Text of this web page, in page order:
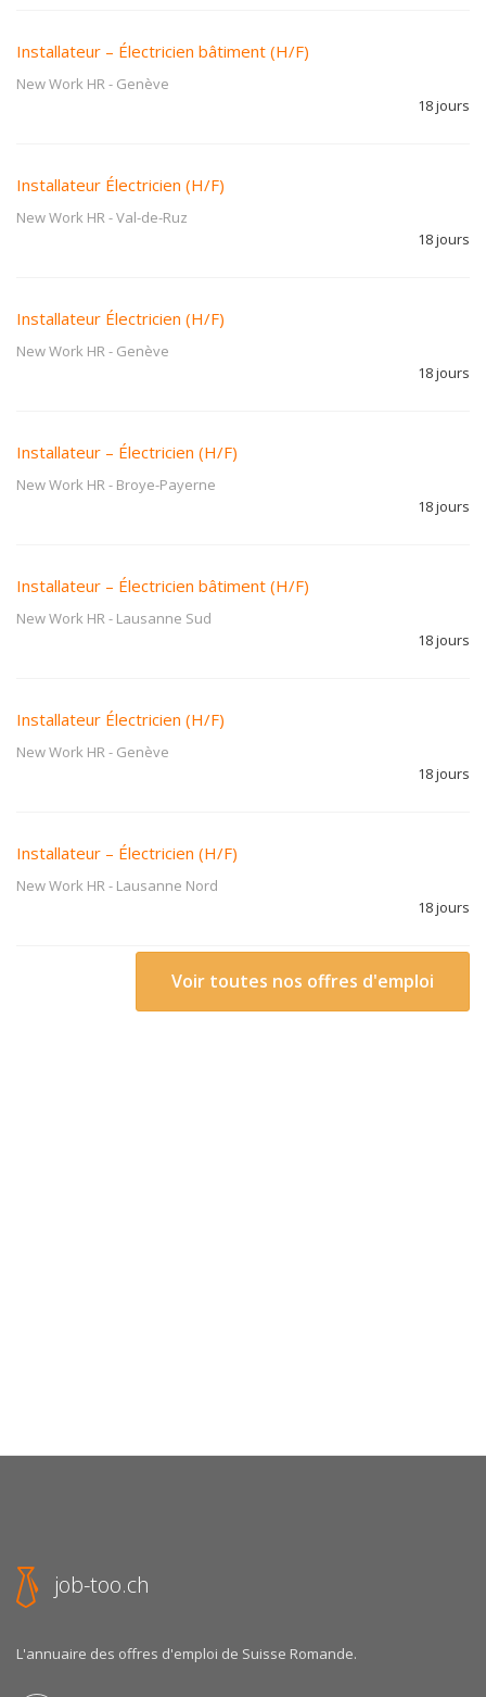
Installateur – Électricien bâtiment (H/F)
New Work HR- Genève
18 jours
Installateur Électricien (H/F)
New Work HR-Val-de-Ruz
18 jours
Installateur Électricien (H/F)
New Work HR- Genève
18 jours
Installateur – Électricien (H/F)
New Work HR- Broye-Payerne
18 jours
Installateur – Électricien bâtiment (H/F)
New Work HR- Lausanne Sud
18 jours
Installateur Électricien (H/F)
New Work HR- Genève
18 jours
Installateur – Électricien (H/F)
New Work HR- Lausanne Nord
18 jours
Voir toutes nos offres d'emploi
job-too.ch
L'annuaire des offres d'emploi de Suisse Romande.